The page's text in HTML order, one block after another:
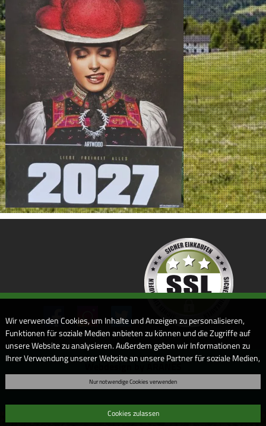
Webdesign by ARANES
Wir verwenden Cookies, um Inhalte und Anzeigen zu personalisieren,
Funktionen für soziale Medien anbieten zu können und die Zugriffe auf
unsere Website zu analysieren. Außerdem geben wir Informationen zu
Ihrer Verwendung unserer Website an unsere Partner für soziale Medien,
Informationen möglicherweise mit weiteren Daten zusammen, die Sie
Dienste gesammelt haben. Sofern Sie uns Ihre Einwilligung geben,
können Sie diese jederzeit in der Datenschutzerklärung wieder
Nur notwendige Cookies verwenden
Cookies zulassen